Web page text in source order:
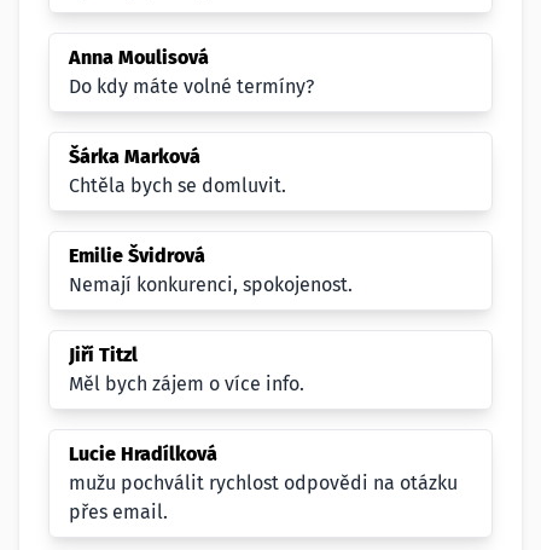
Anna Moulisová
Do kdy máte volné termíny?
Šárka Marková
Chtěla bych se domluvit.
Emilie Švidrová
Nemají konkurenci, spokojenost.
Jiří Titzl
Měl bych zájem o více info.
Lucie Hradílková
mužu pochválit rychlost odpovědi na otázku
přes email.